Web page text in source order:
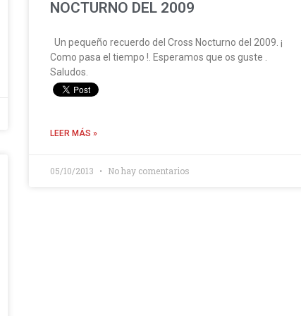
NOCTURNO DEL 2009
Un pequeño recuerdo del Cross Nocturno del 2009. ¡
Como pasa el tiempo !. Esperamos que os guste .
Saludos.
LEER MÁS »
05/10/2013 No hay comentarios